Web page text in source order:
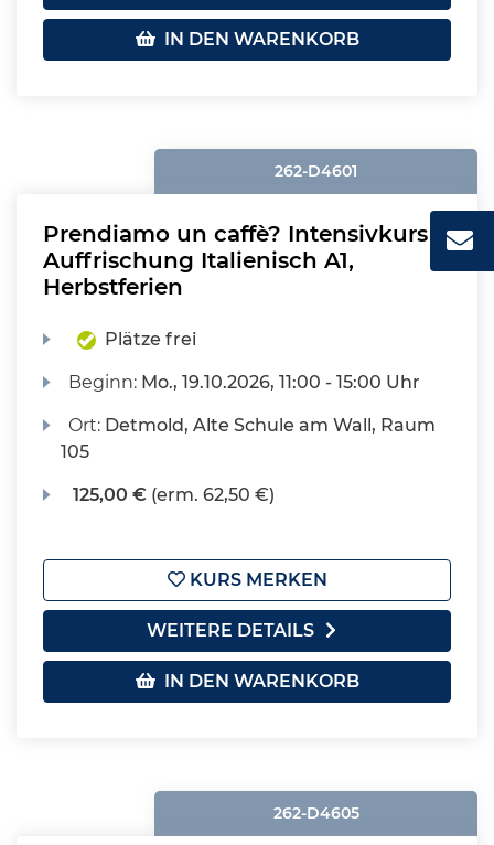
IN DEN WARENKORB
262-D4601
Prendiamo un caffè? Intensivkurs -
Auffrischung Italienisch A1,
Herbstferien
Plätze frei
Beginn: Mo., 19.10.2026, 11:00 - 15:00 Uhr
Ort: Detmold, Alte Schule am Wall, Raum
105
125,00 € (erm. 62,50 €)
KURS MERKEN
WEITERE DETAILS
IN DEN WARENKORB
262-D4605